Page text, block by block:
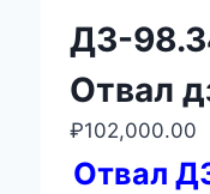
ДЗ-
Отвал
₽102,000.00
Отвал